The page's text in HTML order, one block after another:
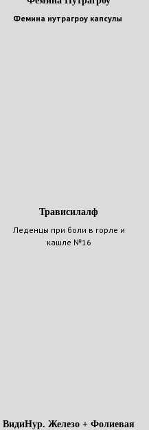
Фемина нутрагроу капсулы
Трависилалф
Леденцы при боли в горле и
кашле №16
ВидиНур. Железо + Фолиевая